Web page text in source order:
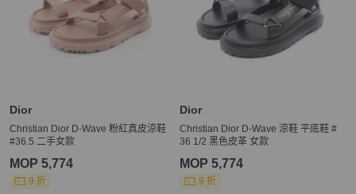
Dior
Christian Dior D-Wave 粉紅真皮涼鞋
#36.5 二手女款
MOP 5,774
9 折
Dior
Christian Dior D-Wave 涼鞋 平底鞋 #
36 1/2 黑色皮革 女款
MOP 5,774
9 折